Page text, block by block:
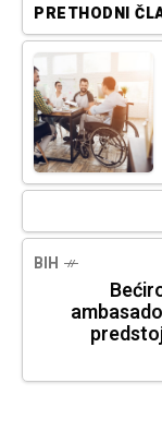
PRETHODNI
BIH